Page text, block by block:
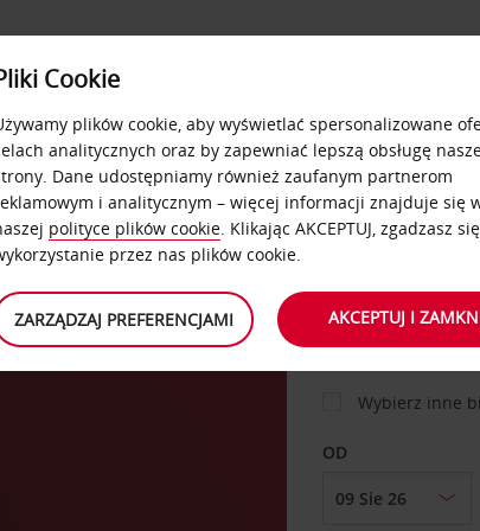
USŁUGI
MIEJSCE ODBIORU
Wybierz inne
OD
Cookie
plików cookie, aby wyświetlać spersonalizowane
analitycznych oraz by zapewniać lepszą obsługę
Dane udostępniamy również zaufanym partnerom
i analitycznym – więcej informacji znajduje się
polityce plików cookie. Klikając AKCEPTUJ, zgadzasz
przez nas plików cookie.
ZARZĄDZAJ PREFERENCJAMI AKCEPTUJ I